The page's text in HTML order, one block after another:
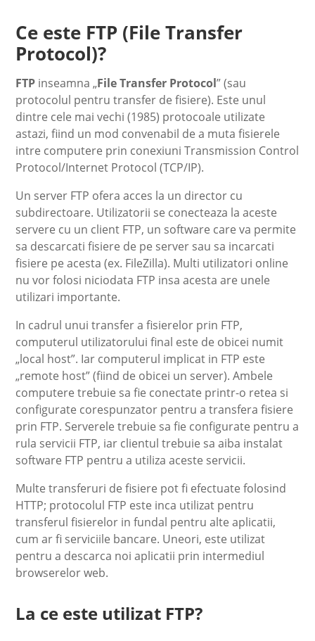
Ce este FTP (File Transfer
Protocol)?
FTP inseamna „File Transfer Protocol” (sau
protocolul pentru transfer de fisiere). Este unul
dintre cele mai vechi (1985) protocoale utilizate
astazi, fiind un mod convenabil de a muta fisierele
intre computere prin conexiuni Transmission Control
Protocol/Internet Protocol (TCP/IP).
Un server FTP ofera acces la un director cu
subdirectoare. Utilizatorii se conecteaza la aceste
servere cu un client FTP, un software care va permite
sa descarcati fisiere de pe server sau sa incarcati
fisiere pe acesta (ex. FileZilla). Multi utilizatori online
nu vor folosi niciodata FTP insa acesta are unele
utilizari importante.
In cadrul unui transfer a fisierelor prin FTP,
computerul utilizatorului final este de obicei numit
„local host”. Iar computerul implicat in FTP este
„remote host” (fiind de obicei un server). Ambele
computere trebuie sa fie conectate printr-o retea si
configurate corespunzator pentru a transfera fisiere
prin FTP. Serverele trebuie sa fie configurate pentru a
rula servicii FTP, iar clientul trebuie sa aiba instalat
software FTP pentru a utiliza aceste servicii.
Multe transferuri de fisiere pot fi efectuate folosind
HTTP; protocolul FTP este inca utilizat pentru
transferul fisierelor in fundal pentru alte aplicatii,
cum ar fi serviciile bancare. Uneori, este utilizat
pentru a descarca noi aplicatii prin intermediul
browserelor web.
La ce este utilizat FTP?